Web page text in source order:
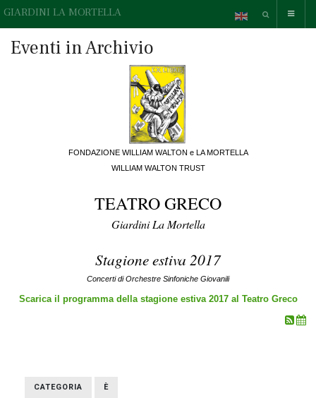
GIARDINI LA MORTELLA
Eventi in Archivio
FONDAZIONE WILLIAM WALTON e LA MORTELLA
WILLIAM WALTON TRUST
TEATRO GRECO
Giardini La Mortella
Stagione estiva 2017
Concerti di Orchestre Sinfoniche Giovanili
Scarica il programma della stagione estiva 2017 al Teatro Greco
CATEGORIA È